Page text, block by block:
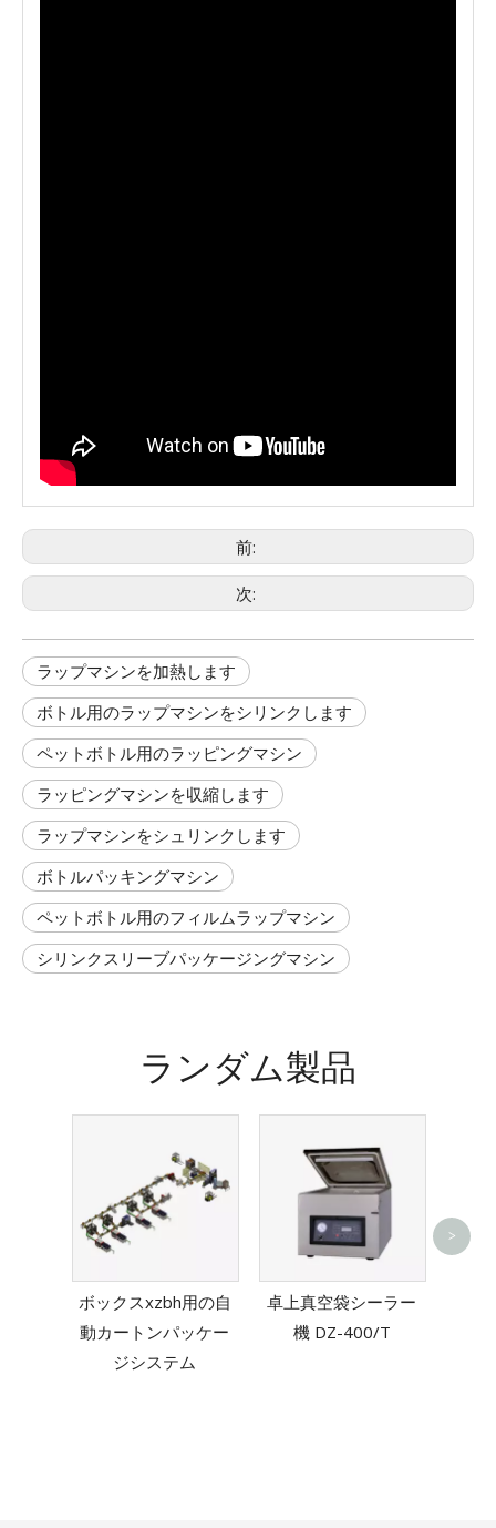
前:
次:
ラップマシンを加熱します
ボトル用のラップマシンをシリンクします
ペットボトル用のラッピングマシン
ラッピングマシンを収縮します
ラップマシンをシュリンクします
ボトルパッキングマシン
ペットボトル用のフィルムラップマシン
シリンクスリーブパッケージングマシン
ランダム製品
ボックスxzbh用の自
動カートンパッケー
ジシステム
卓上真空袋シーラー
機 DZ-400/T
肉最
>